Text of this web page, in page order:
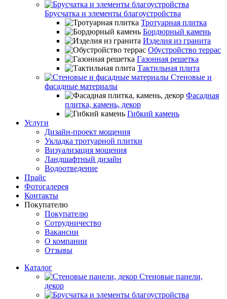
Брусчатка и элементы благоустройства
Тротуарная плитка
Бордюрный камень
Изделия из гранита
Обустройство террас
Газонная решетка
Тактильная плита
Стеновые и
фасадные материалы
Фасадная
плитка, камень, декор
Гибкий камень
Услуги
Дизайн-проект мощения
Укладка тротуарной плитки
Визуализация мощения
Ландшафтный дизайн
Водоотведение
Прайс
Фотогалерея
Контакты
Покупателю
Покупателю
Сотрудничество
Вакансии
О компании
Отзывы
Каталог
Стеновые панели,
декор